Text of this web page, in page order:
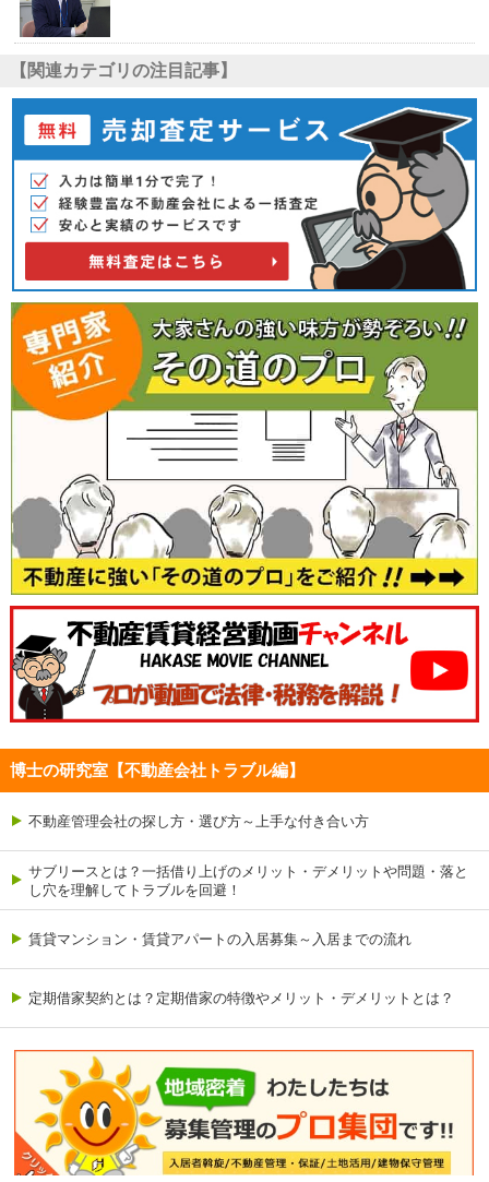
【関連カテゴリの注目記事】
博士の研究室【不動産会社トラブル編】
不動産管理会社の探し方・選び方～上手な付き合い方
サブリースとは？一括借り上げのメリット・デメリットや問題・落と
し穴を理解してトラブルを回避！
賃貸マンション・賃貸アパートの入居募集～入居までの流れ
定期借家契約とは？定期借家の特徴やメリット・デメリットとは？